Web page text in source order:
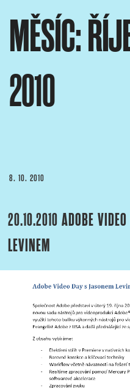
obsahu
portál Asociace českých
MĚSÍC:
2010
PUBLIKOVÁNO
8. 10. 2010
20.10.2010 ADOBE
LEVINEM